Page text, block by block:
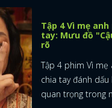
Tập 4 Vì mẹ
tay: Mưu đồ
rõ
Tập 4 phim Vì mẹ
chia tay đánh
quan trọng trong